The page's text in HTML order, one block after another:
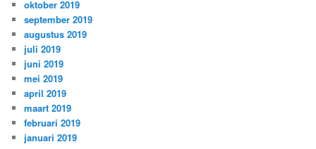
oktober 2019
september 2019
augustus 2019
juli 2019
juni 2019
mei 2019
april 2019
maart 2019
februari 2019
januari 2019